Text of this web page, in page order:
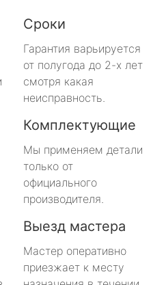
Сроки
Гарантия варьируется
от полугода до 2-х лет
смотря какая
неисправность.
Комплектующие
Мы применяем детали
только от
официального
производителя.
Выезд мастера
Мастер оперативно
приезжает к месту